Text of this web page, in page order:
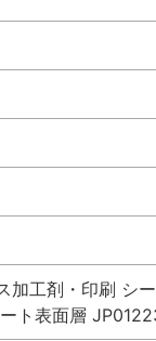
加工剤・印刷 シ
ト表面層